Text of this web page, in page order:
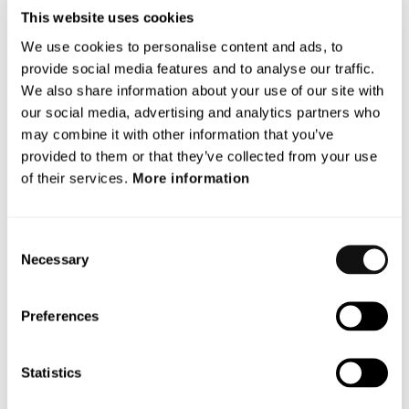
This website uses cookies
We use cookies to personalise content and ads, to
provide social media features and to analyse our traffic.
We also share information about your use of our site with
our social media, advertising and analytics partners who
may combine it with other information that you’ve
provided to them or that they’ve collected from your use
of their services. More information
Selection
Necessary
Preferences
Statistics
Genom en företrädesemission av konvertibler samt ett brygglån från
en strategisk investerare tillfördes Bolaget i april ca 10 MSEK.
Den 1 maj etablerade Terranet fast driftsställe och
försäljningsagentur i Stuttgart, en stad som är central för den tyska
fordonsindustrin med bl.a. huvudkontor för Daimler-Benz.
Vid bolagsstämman den 17 maj invaldes Peter Janevik som ny
ledamot i styrelsen. Dessutom valdes Conny Larsson till ny
eller flera tillfällen besluta om emission av B-aktier, konvertibler
eller teckningsoptioner med rätt att konvertera till, respektive
avvikelse från aktieägares företrädesrätt, upp till ett sammanlagt
Den 24 juni kommunicerades att Bolaget beslutat om att uppta ett